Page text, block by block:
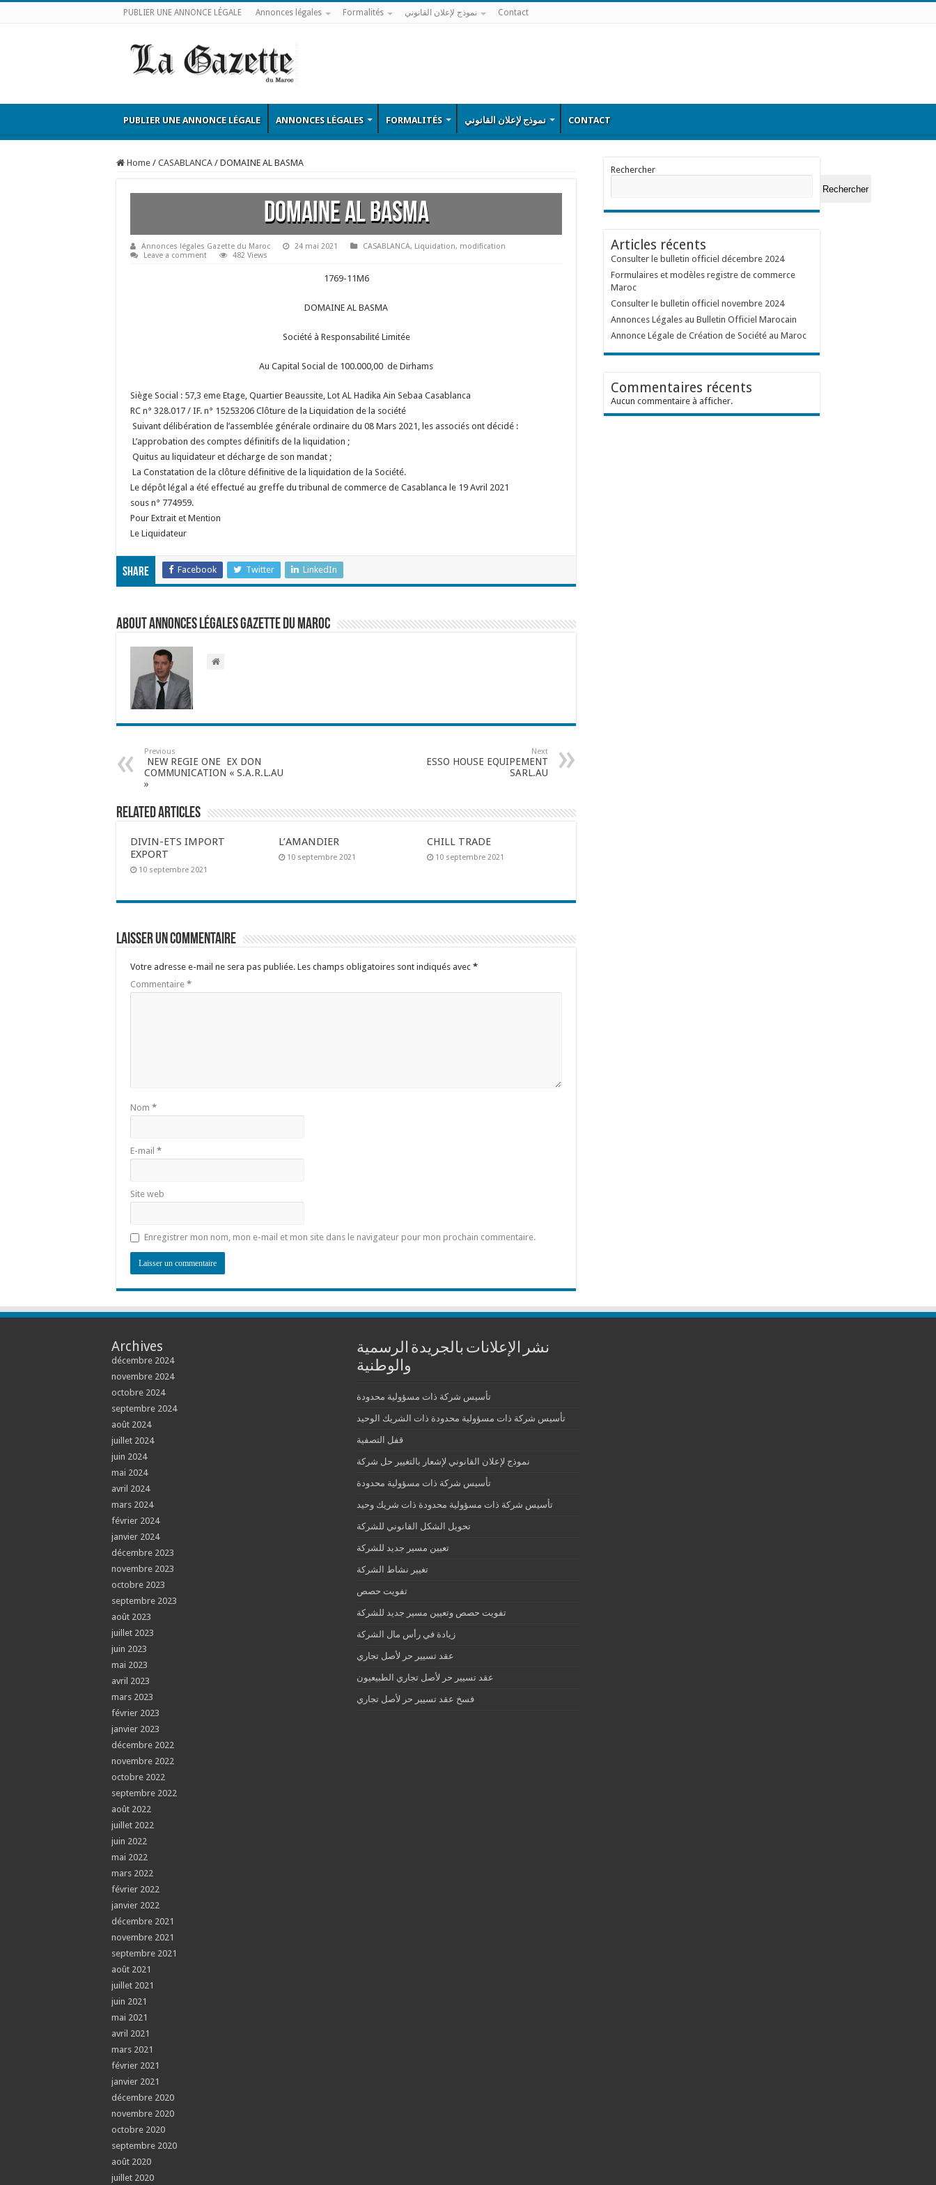
PUBLIER UNE ANNONCE LÉGALE Annonces légales Formalités نموذج لإعلان القانوني Contact
PUBLIER UNE ANNONCE LÉGALE ANNONCES LÉGALES FORMALITÉS نموذج لإعلان القانوني CONTACT
Home / CASABLANCA / DOMAINE AL BASMA
DOMAINE AL BASMA
Annonces légales Gazette du Maroc 24 mai 2021 CASABLANCA, Liquidation, modification
Leave a comment
482 Views
1769-11M6
DOMAINE AL BASMA
Société à Responsabilité Limitée
Au Capital Social de 100.000,00 de Dirhams
Siège Social : 57,3 eme Etage, Quartier Beaussite, Lot AL Hadika Ain Sebaa Casablanca
RC n° 328.017 / IF. n° 15253206 Clôture de la Liquidation de la société
Suivant délibération de l’assemblée générale ordinaire du 08 Mars 2021, les associés ont décidé :
L’approbation des comptes définitifs de la liquidation ;
Quitus au liquidateur et décharge de son mandat ;
La Constatation de la clôture définitive de la liquidation de la Société.
Le dépôt légal a été effectué au greffe du tribunal de commerce de Casablanca le 19 Avril 2021
sous n° 774959.
Pour Extrait et Mention
Le Liquidateur
Share Facebook Twitter LinkedIn
About Annonces légales Gazette du Maroc
Previous
NEW REGIE ONE EX DON
COMMUNICATION « S.A.R.L.AU
»
Next
ESSO HOUSE EQUIPEMENT
SARL.AU
Related Articles
DIVIN-ETS IMPORT
EXPORT
10 septembre 2021
L’AMANDIER
10 septembre 2021
CHILL TRADE
10 septembre 2021
Laisser un commentaire
Votre adresse e-mail ne sera pas publiée. Les champs obligatoires sont indiqués avec *
Commentaire *
Nom *
E-mail *
Site web
Enregistrer mon nom, mon e-mail et mon site dans le navigateur pour mon prochain commentaire.
Rechercher
Rechercher
Articles récents
Consulter le bulletin officiel décembre 2024
Formulaires et modèles registre de commerce
Maroc
Consulter le bulletin officiel novembre 2024
Annonces Légales au Bulletin Officiel Marocain
Annonce Légale de Création de Société au Maroc
Commentaires récents
Aucun commentaire à afficher.
Archives
décembre 2024
novembre 2024
octobre 2024
septembre 2024
août 2024
juillet 2024
juin 2024
mai 2024
avril 2024
mars 2024
février 2024
janvier 2024
décembre 2023
novembre 2023
octobre 2023
septembre 2023
août 2023
juillet 2023
juin 2023
mai 2023
avril 2023
mars 2023
février 2023
janvier 2023
décembre 2022
novembre 2022
octobre 2022
septembre 2022
août 2022
juillet 2022
juin 2022
mai 2022
mars 2022
février 2022
janvier 2022
décembre 2021
novembre 2021
septembre 2021
août 2021
juillet 2021
juin 2021
mai 2021
avril 2021
mars 2021
février 2021
janvier 2021
décembre 2020
novembre 2020
octobre 2020
septembre 2020
août 2020
juillet 2020
نشر الإعلانات بالجريدة الرسمية
والوطنية
تأسيس شركة ذات مسؤولية محدودة
تأسيس شركة ذات مسؤولية محدودة ذات الشريك الوحيد
قفل التصفية
نموذج لإعلان القانوني لإشعار بالتغيير حل شركة
تأسيس شركة ذات مسؤولية محدودة
تأسيس شركة ذات مسؤولية محدودة ذات شريك وحيد
تحويل الشكل القانوني للشركة
تعيين مسير جديد للشركة
تغيير نشاط الشركة
تفويت حصص
تفويت حصص وتعيين مسير جديد للشركة
زيادة في رأس مال الشركة
عقد تسيير حر لأصل تجاري
عقد تسيير حر لأصل تجاري الطبيعيون
فسخ عقد تسيير حر لأصل تجاري